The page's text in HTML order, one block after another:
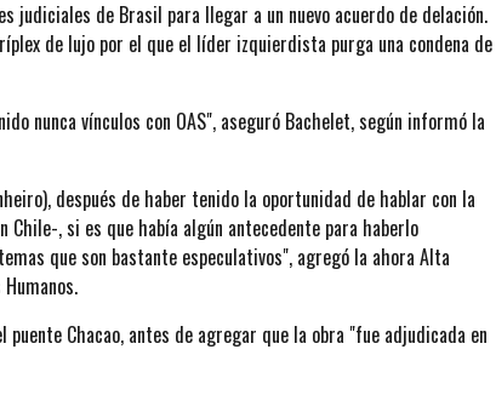
judiciales de Brasil para llegar a un nuevo acuerdo de delación.
de lujo por el que el líder izquierdista purga una condena de
nunca vínculos con OAS", aseguró Bachelet, según informó la
después de haber tenido la oportunidad de hablar con la
Chile-, si es que había algún antecedente para haberlo
que son bastante especulativos", agregó la ahora Alta
Chacao, antes de agregar que la obra "fue adjudicada en